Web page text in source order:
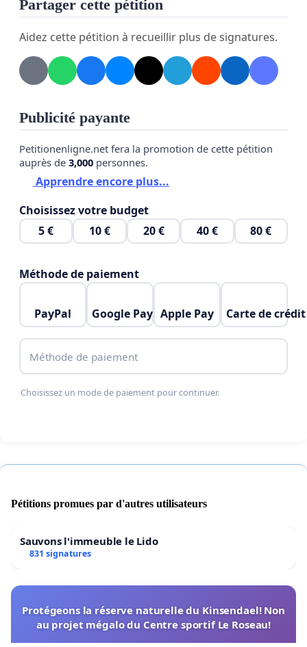
Partager cette pétition
Aidez cette pétition à recueillir plus de signatures.
Publicité payante
Petitionenligne.net fera la promotion de cette pétition
auprès de 3,000 personnes.
Apprendre encore plus...
Choisissez votre budget
5 €
10 € 20 € 40 € 80 €
Méthode de paiement
PayPal Google Pay Apple Pay Carte de crédit
Méthode de paiement
Choisissez un mode de paiement pour continuer.
Pétitions promues par d'autres utilisateurs
Sauvons l'immeuble le Lido
831 signatures
Protégeons la réserve naturelle du Kinsendael! Non
au projet mégalo du Centre sportif Le Roseau!